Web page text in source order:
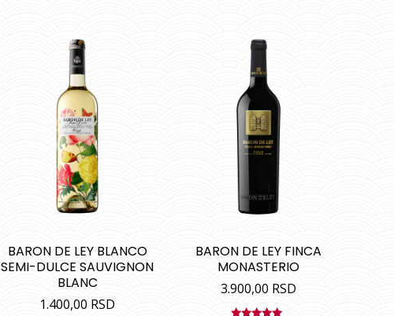
BARON DE LEY BLANCO
SEMI-DULCE SAUVIGNON
BLANC
1.400,00 RSD
BARON DE LEY FINCA
MONASTERIO
3.900,00 RSD